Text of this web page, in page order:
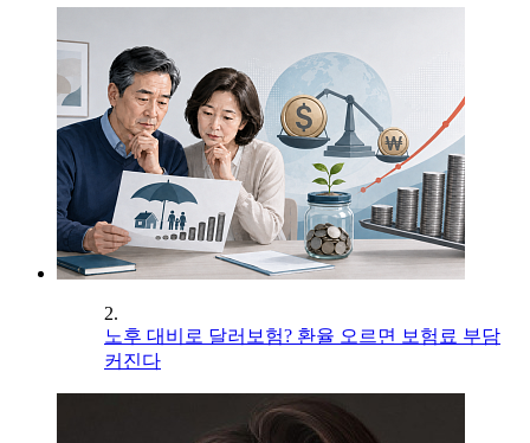
2.
노후 대비로 달러보험? 환율 오르면 보험료 부담
커진다